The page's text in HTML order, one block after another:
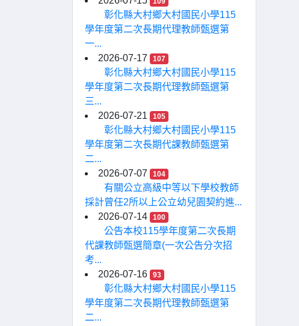
彰化縣大村鄉大村國民小學115
學年度第二次長期代理教師甄選第
一...
2026-07-17
107
彰化縣大村鄉大村國民小學115
學年度第二次長期代理教師甄選第
三...
2026-07-21
105
彰化縣大村鄉大村國民小學115
學年度第二次長期代課教師甄選第
二...
2026-07-07
104
有關公立高級中等以下學校教師
採計曾任2所以上公立幼兒園契約進...
2026-07-14
100
公告本校115學年度第二次長期
代課教師甄選簡章(一次公告分次招
考...
2026-07-16
93
彰化縣大村鄉大村國民小學115
學年度第二次長期代理教師甄選第
二...